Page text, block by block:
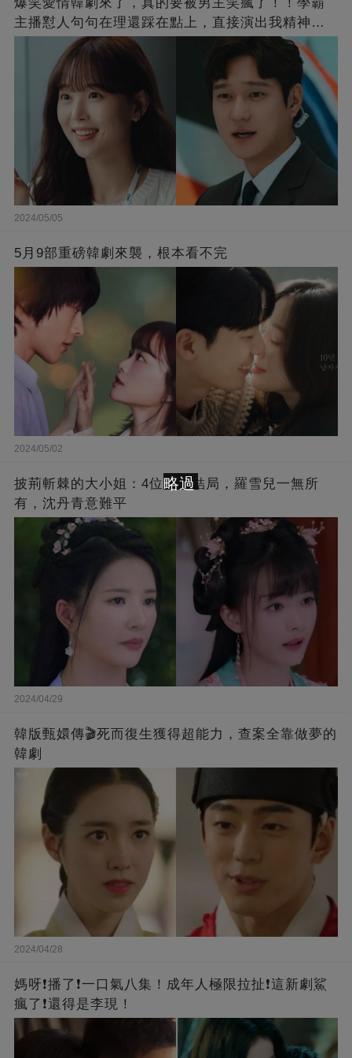
主播懟人句句在理還踩在點上，直接演出我精神世
界的嘴替！
2024/05/05
5月9部重磅韓劇來襲，根本看不完
2024/05/02
披荊斬棘的大小姐：4位女主結局，羅雪兒一無所
有，沈丹青意難平
2024/04/29
韓版甄嬛傳🎬死而復生獲得超能力，查案全靠做夢的
韓劇
2024/04/28
媽呀❗️播了❗一口氣八集！成年人極限拉扯❗這新劇鯊
瘋了❗還得是李現！
略過